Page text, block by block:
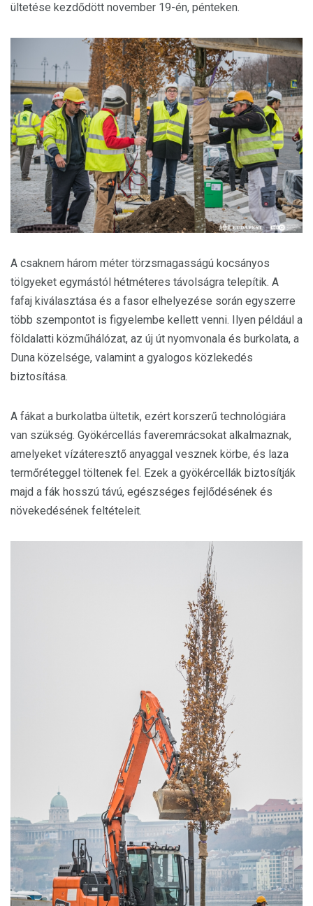
ültetése kezdődött november 19-én, pénteken.
A csaknem három méter törzsmagasságú kocsányos
tölgyeket egymástól hétméteres távolságra telepítik. A
fafaj kiválasztása és a fasor elhelyezése során egyszerre
több szempontot is figyelembe kellett venni. Ilyen például a
földalatti közműhálózat, az új út nyomvonala és burkolata, a
Duna közelsége, valamint a gyalogos közlekedés
biztosítása.
A fákat a burkolatba ültetik, ezért korszerű technológiára
van szükség. Gyökércellás faveremrácsokat alkalmaznak,
amelyeket vízáteresztő anyaggal vesznek körbe, és laza
termőréteggel töltenek fel. Ezek a gyökércellák biztosítják
majd a fák hosszú távú, egészséges fejlődésének és
növekedésének feltételeit.